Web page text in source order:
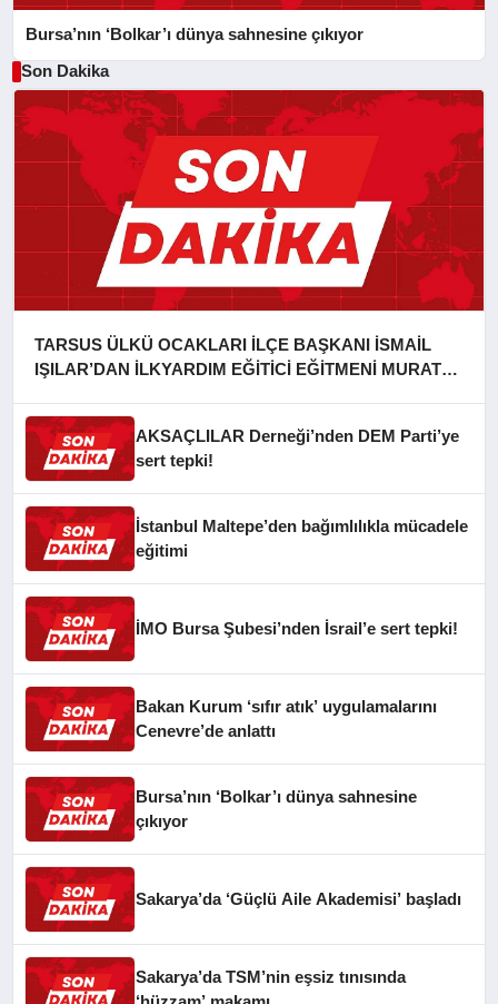
Bursa’nın ‘Bolkar’ı dünya sahnesine çıkıyor
Son Dakika
TARSUS ÜLKÜ OCAKLARI İLÇE BAŞKANI İSMAİL
IŞILAR’DAN İLKYARDIM EĞİTİCİ EĞİTMENİ MURAT
AKSAÇLILAR Derneği’nden DEM Parti’ye
sert tepki!
İstanbul Maltepe’den bağımlılıkla mücadele
eğitimi
İMO Bursa Şubesi’nden İsrail’e sert tepki!
Bakan Kurum ‘sıfır atık’ uygulamalarını
Cenevre’de anlattı
Bursa’nın ‘Bolkar’ı dünya sahnesine
çıkıyor
Sakarya’da ‘Güçlü Aile Akademisi’ başladı
Sakarya’da TSM’nin eşsiz tınısında